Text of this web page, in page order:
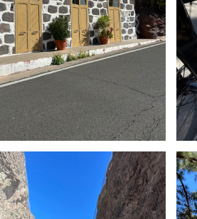
Villages pittoresques